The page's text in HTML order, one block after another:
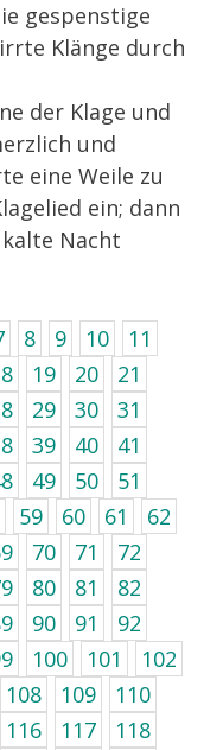
gespenstige
Klänge durch
der Klage und
und
eine Weile zu
ein; dann
Nacht
8 9 10
11
19 20
21
29 30
31
39 40
41
49 50
51
59 60 61
62
70 71
72
80 81
82
90 91
92
100 101
102
108 109
110
116 117
118